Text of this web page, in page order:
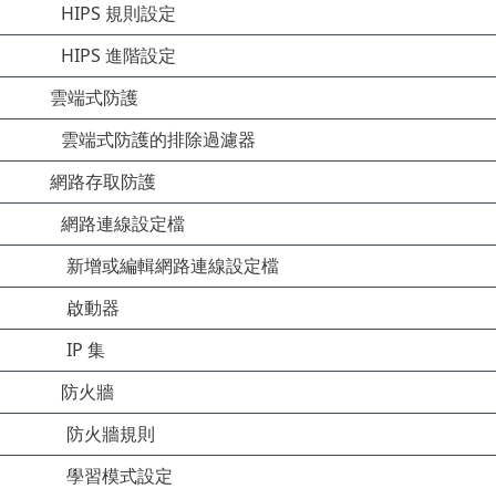
HIPS 規則設定
HIPS 進階設定
雲端式防護
雲端式防護的排除過濾器
網路存取防護
網路連線設定檔
新增或編輯網路連線設定檔
啟動器
IP 集
防火牆
防火牆規則
學習模式設定